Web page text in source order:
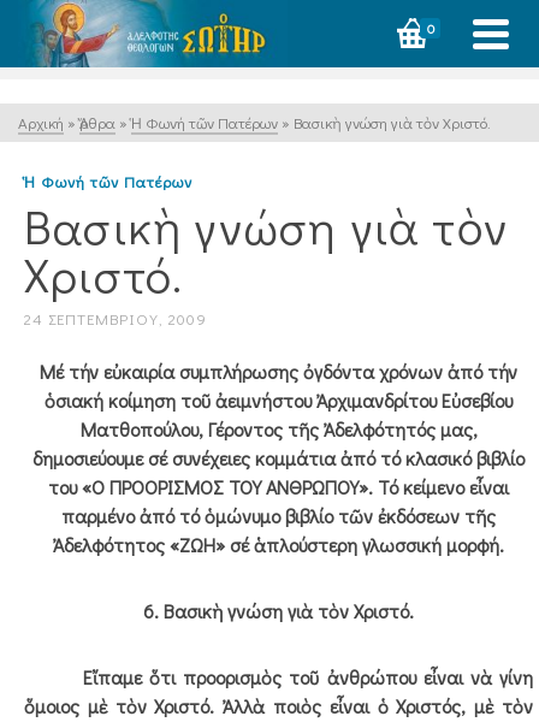
0
Αρχική » Ἄρθρα » Ἡ Φωνή τῶν Πατέρων » Βασικὴ γνώση γιὰ τὸν Χριστό.
Ἡ Φωνή τῶν Πατέρων
Βασικὴ γνώση γιὰ τὸν
Χριστό.
24 ΣΕΠΤΕΜΒΡΊΟΥ, 2009
Μέ τήν εὐκαιρία συμπλήρωσης ὀγδόντα χρόνων ἀπό τήν
ὁσιακή κοίμηση τοῦ ἀειμνήστου Ἀρχιμανδρίτου Εὐσεβίου
Ματθοπούλου, Γέροντος τῆς Ἀδελφότητός μας,
δημοσιεύουμε σέ συνέχειες κομμάτια ἀπό τό κλασικό βιβλίο
του «Ο ΠΡΟΟΡΙΣΜΟΣ ΤΟΥ ΑΝΘΡΩΠΟΥ». Τό κείμενο εἶναι
παρμένο ἀπό τό ὁμώνυμο βιβλίο τῶν ἐκδόσεων τῆς
Ἀδελφότητος «ΖΩΗ» σέ ἁπλούστερη γλωσσική μορφή.
6. Βασικὴ γνώση γιὰ τὸν Χριστό.
Εἴπαμε ὅτι προορισμὸς τοῦ ἀνθρώπου εἶναι νὰ γίνη
ὅμοιος μὲ τὸν Χριστό. Ἀλλὰ ποιὸς εἶναι ὁ Χριστός, μὲ τὸν